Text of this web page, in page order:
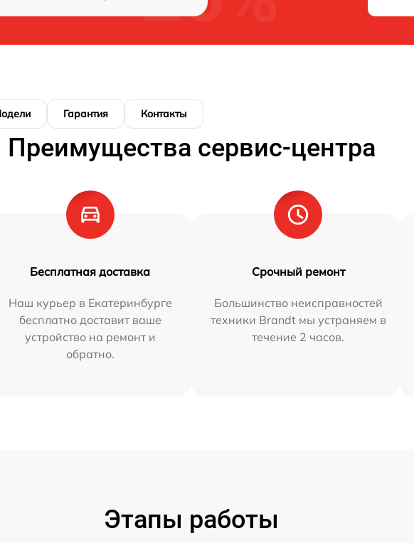
Гарантия Контакты
Преимущества сервис-центра
Бесплатная доставка
Наш курьер в Екатеринбурге
бесплатно доставит ваше
устройство на ремонт и
обратно.
Срочный ремонт
Большинство неисправностей
техники Brandt мы устраняем в
течение 2 часов.
Этапы работы